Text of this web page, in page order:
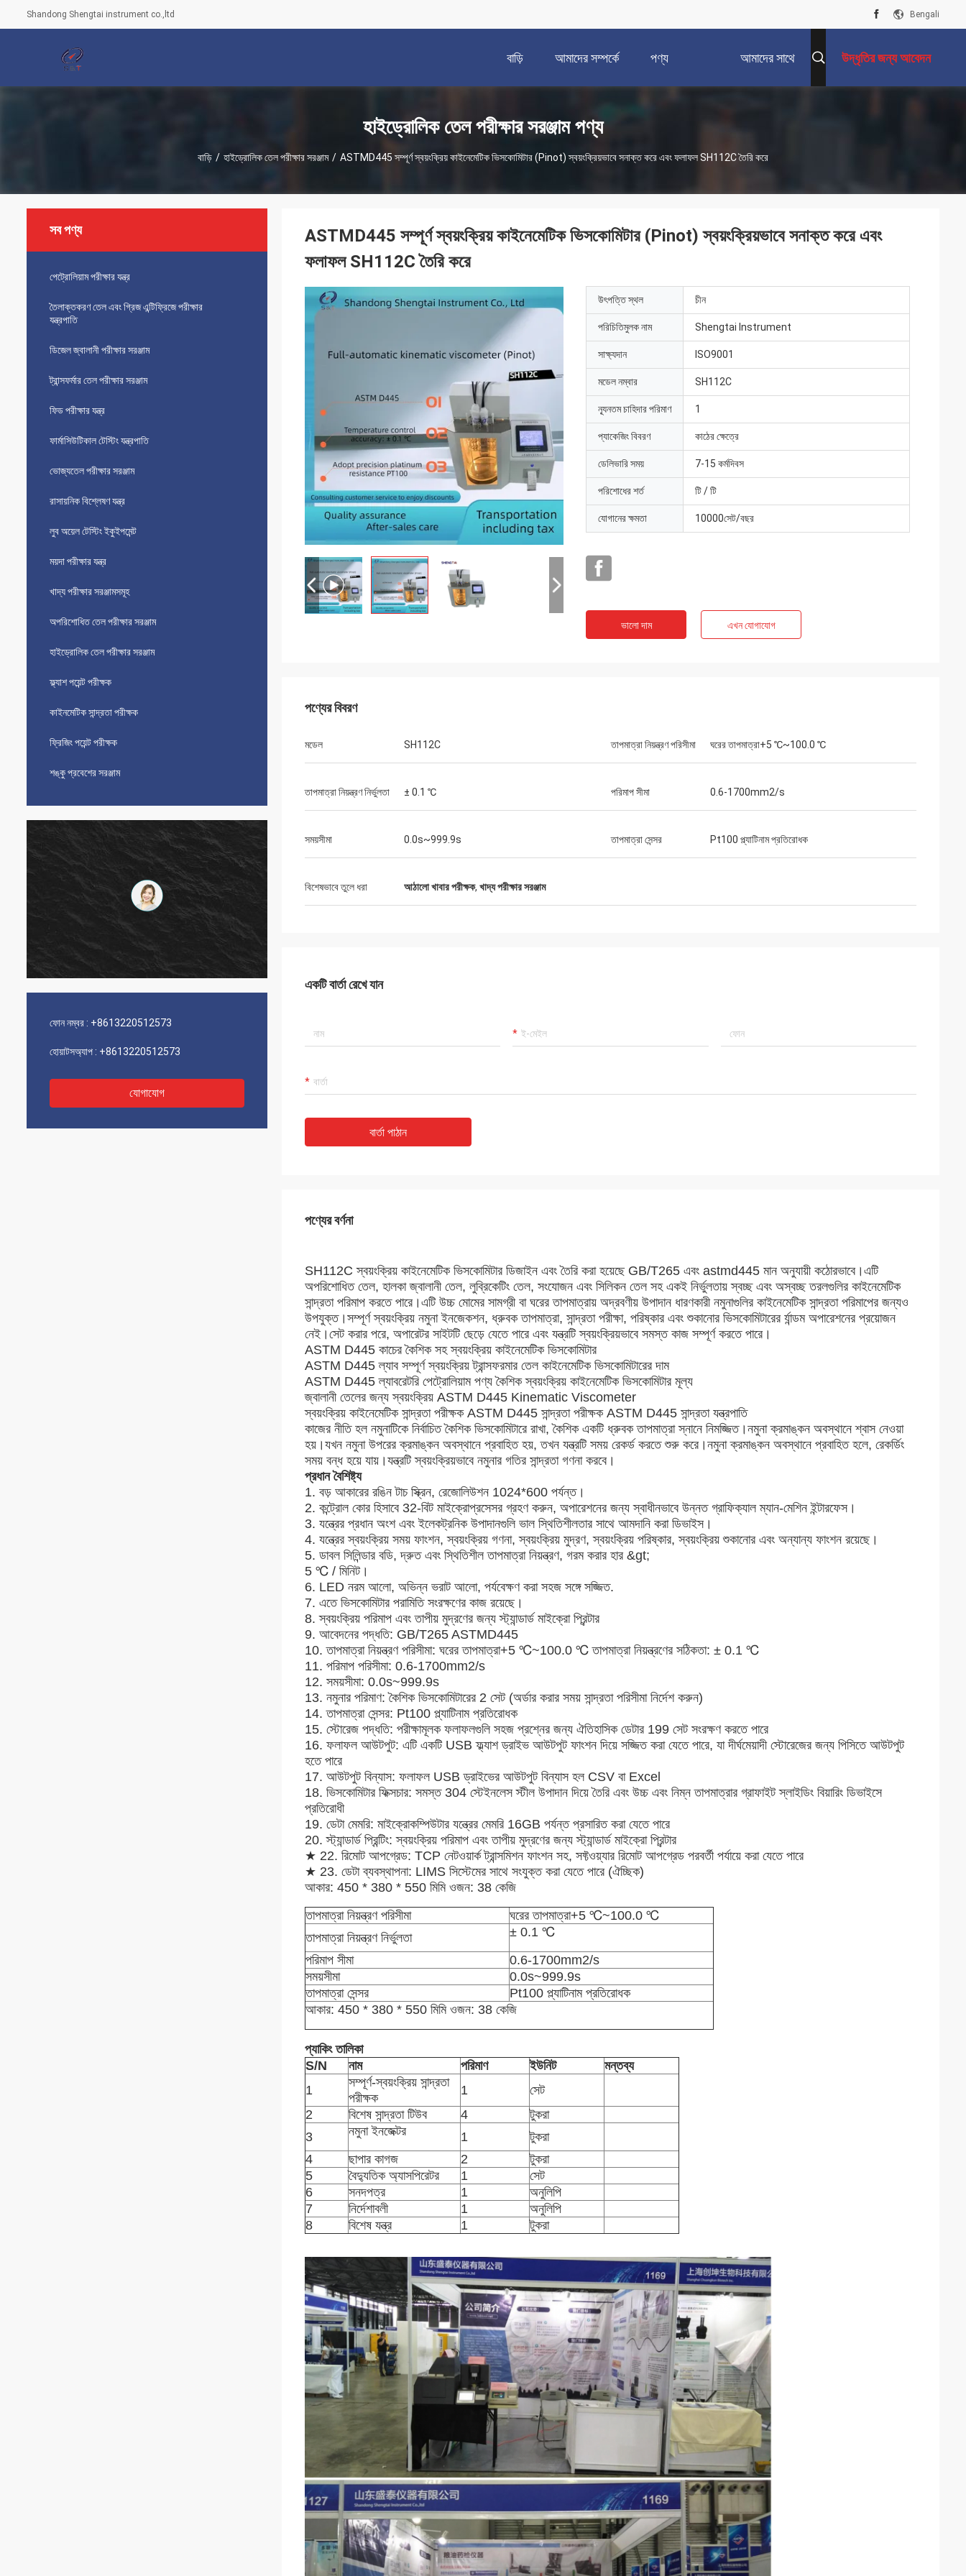
Shandong Shengtai instrument co.,ltd Bengali
বাড়ি আমাদের সম্পর্কে পণ্য আমাদের সাথে উদ্ধৃতির জন্য আবেদন
হাইড্রোলিক তেল পরীক্ষার সরঞ্জাম পণ্য
বাড়ি / হাইড্রোলিক তেল পরীক্ষার সরঞ্জাম / ASTMD445 সম্পূর্ণ স্বয়ংক্রিয় কাইনেমেটিক ভিসকোমিটার (Pinot) স্বয়ংক্রিয়ভাবে সনাক্ত করে এবং ফলাফল SH112C তৈরি করে
সব পণ্য
পেট্রোলিয়াম পরীক্ষার যন্ত্র
তৈলাক্তকরণ তেল এবং গ্রিজ এন্টিফ্রিজে পরীক্ষার
যন্ত্রপাতি
ডিজেল জ্বালানী পরীক্ষার সরঞ্জাম
ট্রান্সফর্মার তেল পরীক্ষার সরঞ্জাম
ফিড পরীক্ষার যন্ত্র
ফার্মাসিউটিকাল টেস্টিং যন্ত্রপাতি
ভোজ্যতেল পরীক্ষার সরঞ্জাম
রাসায়নিক বিশ্লেষণ যন্ত্র
লুব অয়েল টেস্টিং ইকুইপমেন্ট
ময়দা পরীক্ষার যন্ত্র
খাদ্য পরীক্ষার সরঞ্জামসমূহ
অপরিশোধিত তেল পরীক্ষার সরঞ্জাম
হাইড্রোলিক তেল পরীক্ষার সরঞ্জাম
ফ্ল্যাশ পয়েন্ট পরীক্ষক
কাইনমেটিক সান্দ্রতা পরীক্ষক
ফ্রিজিং পয়েন্ট পরীক্ষক
শঙ্কু প্রবেশের সরঞ্জাম
ফোন নম্বর : +8613220512573
হোয়াটসঅ্যাপ : +8613220512573
যোগাযোগ
ASTMD445 সম্পূর্ণ স্বয়ংক্রিয় কাইনেমেটিক ভিসকোমিটার (Pinot) স্বয়ংক্রিয়ভাবে সনাক্ত করে এবং
ফলাফল SH112C তৈরি করে
উৎপত্তি স্থল চীন
পরিচিতিমুলক নাম Shengtai Instrument
সাক্ষ্যদান ISO9001
মডেল নম্বার SH112C
ন্যূনতম চাহিদার পরিমাণ 1
প্যাকেজিং বিবরণ কাঠের ক্ষেত্রে
ডেলিভারি সময় 7-15 কর্মদিবস
পরিশোধের শর্ত টি / টি
যোগানের ক্ষমতা 10000সেট/বছর
ভালো দাম এখন যোগাযোগ
পণ্যের বিবরণ
মডেল SH112C তাপমাত্রা নিয়ন্ত্রণ পরিসীমা ঘরের তাপমাত্রা+5 ℃~100.0 ℃
তাপমাত্রা নিয়ন্ত্রণ নির্ভুলতা ± 0.1 ℃ পরিমাপ সীমা 0.6-1700mm2/s
সময়সীমা 0.0s~999.9s তাপমাত্রা সেন্সর Pt100 প্ল্যাটিনাম প্রতিরোধক
বিশেষভাবে তুলে ধরা আঠালো খাবার পরীক্ষক, খাদ্য পরীক্ষার সরঞ্জাম
একটি বার্তা রেখে যান
বার্তা পাঠান
পণ্যের বর্ণনা
SH112C স্বয়ংক্রিয় কাইনেমেটিক ভিসকোমিটার ডিজাইন এবং তৈরি করা হয়েছে GB/T265 এবং astmd445 মান অনুযায়ী কঠোরভাবে।এটি
অপরিশোধিত তেল, হালকা জ্বালানী তেল, লুব্রিকেটিং তেল, সংযোজন এবং সিলিকন তেল সহ একই নির্ভুলতায় স্বচ্ছ এবং অস্বচ্ছ তরলগুলির কাইনেমেটিক
সান্দ্রতা পরিমাপ করতে পারে।এটি উচ্চ মোমের সামগ্রী বা ঘরের তাপমাত্রায় অদ্রবণীয় উপাদান ধারণকারী নমুনাগুলির কাইনেমেটিক সান্দ্রতা পরিমাপের জন্যও
উপযুক্ত।সম্পূর্ণ স্বয়ংক্রিয় নমুনা ইনজেকশন, ধ্রুবক তাপমাত্রা, সান্দ্রতা পরীক্ষা, পরিষ্কার এবং শুকানোর ভিসকোমিটারের র্যান্ডম অপারেশনের প্রয়োজন
নেই।সেট করার পরে, অপারেটর সাইটটি ছেড়ে যেতে পারে এবং যন্ত্রটি স্বয়ংক্রিয়ভাবে সমস্ত কাজ সম্পূর্ণ করতে পারে।
ASTM D445 কাচের কৈশিক সহ স্বয়ংক্রিয় কাইনেমেটিক ভিসকোমিটার
ASTM D445 ল্যাব সম্পূর্ণ স্বয়ংক্রিয় ট্রান্সফরমার তেল কাইনেমেটিক ভিসকোমিটারের দাম
ASTM D445 ল্যাবরেটরি পেট্রোলিয়াম পণ্য কৈশিক স্বয়ংক্রিয় কাইনেমেটিক ভিসকোমিটার মূল্য
জ্বালানী তেলের জন্য স্বয়ংক্রিয় ASTM D445 Kinematic Viscometer
স্বয়ংক্রিয় কাইনেমেটিক সান্দ্রতা পরীক্ষক ASTM D445 সান্দ্রতা পরীক্ষক ASTM D445 সান্দ্রতা যন্ত্রপাতি
কাজের নীতি হল নমুনাটিকে নির্বাচিত কৈশিক ভিসকোমিটারে রাখা, কৈশিক একটি ধ্রুবক তাপমাত্রা স্নানে নিমজ্জিত।নমুনা ক্রমাঙ্কন অবস্থানে শ্বাস নেওয়া
হয়।যখন নমুনা উপরের ক্রমাঙ্কন অবস্থানে প্রবাহিত হয়, তখন যন্ত্রটি সময় রেকর্ড করতে শুরু করে।নমুনা ক্রমাঙ্কন অবস্থানে প্রবাহিত হলে, রেকর্ডিং
সময় বন্ধ হয়ে যায়।যন্ত্রটি স্বয়ংক্রিয়ভাবে নমুনার গতির সান্দ্রতা গণনা করবে।
প্রধান বৈশিষ্ট্য
1. বড় আকারের রঙিন টাচ স্ক্রিন, রেজোলিউশন 1024*600 পর্যন্ত।
2. কন্ট্রোল কোর হিসাবে 32-বিট মাইক্রোপ্রসেসর গ্রহণ করুন, অপারেশনের জন্য স্বাধীনভাবে উন্নত গ্রাফিক্যাল ম্যান-মেশিন ইন্টারফেস।
3. যন্ত্রের প্রধান অংশ এবং ইলেকট্রনিক উপাদানগুলি ভাল স্থিতিশীলতার সাথে আমদানি করা ডিভাইস।
4. যন্ত্রের স্বয়ংক্রিয় সময় ফাংশন, স্বয়ংক্রিয় গণনা, স্বয়ংক্রিয় মুদ্রণ, স্বয়ংক্রিয় পরিষ্কার, স্বয়ংক্রিয় শুকানোর এবং অন্যান্য ফাংশন রয়েছে।
5. ডাবল সিলিন্ডার বডি, দ্রুত এবং স্থিতিশীল তাপমাত্রা নিয়ন্ত্রণ, গরম করার হার &gt;
5 ℃ / মিনিট।
6. LED নরম আলো, অভিন্ন ভরাট আলো, পর্যবেক্ষণ করা সহজ সঙ্গে সজ্জিত.
7. এতে ভিসকোমিটার পরামিতি সংরক্ষণের কাজ রয়েছে।
8. স্বয়ংক্রিয় পরিমাপ এবং তাপীয় মুদ্রণের জন্য স্ট্যান্ডার্ড মাইক্রো প্রিন্টার
9. আবেদনের পদ্ধতি: GB/T265 ASTMD445
10. তাপমাত্রা নিয়ন্ত্রণ পরিসীমা: ঘরের তাপমাত্রা+5 ℃~100.0 ℃ তাপমাত্রা নিয়ন্ত্রণের সঠিকতা: ± 0.1 ℃
11. পরিমাপ পরিসীমা: 0.6-1700mm2/s
12. সময়সীমা: 0.0s~999.9s
13. নমুনার পরিমাণ: কৈশিক ভিসকোমিটারের 2 সেট (অর্ডার করার সময় সান্দ্রতা পরিসীমা নির্দেশ করুন)
14. তাপমাত্রা সেন্সর: Pt100 প্ল্যাটিনাম প্রতিরোধক
15. স্টোরেজ পদ্ধতি: পরীক্ষামূলক ফলাফলগুলি সহজ প্রশ্নের জন্য ঐতিহাসিক ডেটার 199 সেট সংরক্ষণ করতে পারে
16. ফলাফল আউটপুট: এটি একটি USB ফ্ল্যাশ ড্রাইভ আউটপুট ফাংশন দিয়ে সজ্জিত করা যেতে পারে, যা দীর্ঘমেয়াদী স্টোরেজের জন্য পিসিতে আউটপুট
হতে পারে
17. আউটপুট বিন্যাস: ফলাফল USB ড্রাইভের আউটপুট বিন্যাস হল CSV বা Excel
18. ভিসকোমিটার ফিক্সচার: সমস্ত 304 স্টেইনলেস স্টীল উপাদান দিয়ে তৈরি এবং উচ্চ এবং নিম্ন তাপমাত্রার গ্রাফাইট স্লাইডিং বিয়ারিং ডিভাইসে
প্রতিরোধী
19. ডেটা মেমরি: মাইক্রোকম্পিউটার যন্ত্রের মেমরি 16GB পর্যন্ত প্রসারিত করা যেতে পারে
20. স্ট্যান্ডার্ড প্রিন্টিং: স্বয়ংক্রিয় পরিমাপ এবং তাপীয় মুদ্রণের জন্য স্ট্যান্ডার্ড মাইক্রো প্রিন্টার
★ 22. রিমোট আপগ্রেড: TCP নেটওয়ার্ক ট্রান্সমিশন ফাংশন সহ, সফ্টওয়্যার রিমোট আপগ্রেড পরবর্তী পর্যায়ে করা যেতে পারে
★ 23. ডেটা ব্যবস্থাপনা: LIMS সিস্টেমের সাথে সংযুক্ত করা যেতে পারে (ঐচ্ছিক)
আকার: 450 * 380 * 550 মিমি ওজন: 38 কেজি
তাপমাত্রা নিয়ন্ত্রণ পরিসীমা
ঘরের তাপমাত্রা+5 ℃~100.0 ℃
তাপমাত্রা নিয়ন্ত্রণ নির্ভুলতা
± 0.1 ℃
পরিমাপ সীমা
0.6-1700mm2/s
সময়সীমা
0.0s~999.9s
তাপমাত্রা সেন্সর
Pt100 প্ল্যাটিনাম প্রতিরোধক
আকার: 450 * 380 * 550 মিমি ওজন: 38 কেজি
প্যাকিং তালিকা
S/N
নাম পরিমাণ ইউনিট
মন্তব্য
1
সম্পূর্ণ-স্বয়ংক্রিয় সান্দ্রতা
পরীক্ষক
1
সেট
2
বিশেষ সান্দ্রতা টিউব 4
টুকরা
3
নমুনা ইনজেক্টর 1
টুকরা
4
ছাপার কাগজ 2
টুকরা
5
বৈদ্যুতিক অ্যাসপিরেটর 1
সেট
6
সনদপত্র 1
অনুলিপি
7
নির্দেশাবলী 1
অনুলিপি
8
বিশেষ যন্ত্র 1 টুকরা